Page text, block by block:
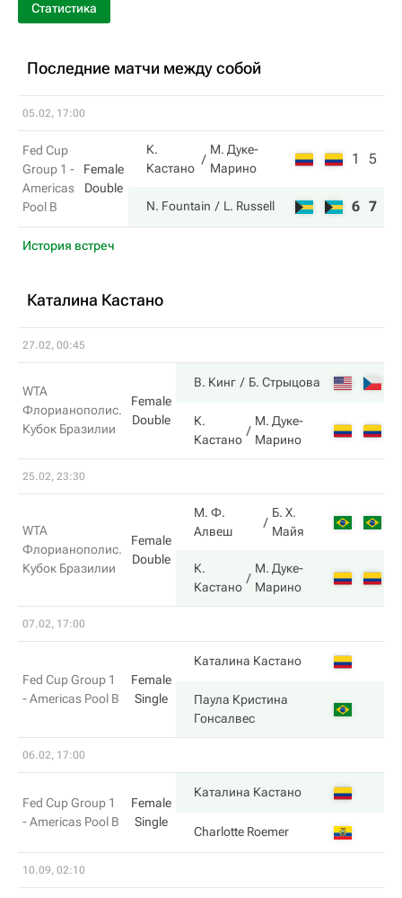
Статистика
Последние матчи между собой
05.02, 17:00
Fed Cup
Group 1 -
Americas
Pool B
Female
Double
К.
Кастано
М. Дуке-
Марино
1 5
N. Fountain L. Russell 6 7
История встреч
Каталина Кастано
27.02, 00:45
WTA
Флорианополис.
Кубок Бразилии
Female
Double
В. Кинг Б. Стрыцова
К.
Кастано
М. Дуке-
Марино
25.02, 23:30
WTA
Флорианополис.
Кубок Бразилии
Female
Double
М. Ф.
Алвеш
Б. Х.
Майя
К.
Кастано
М. Дуке-
Марино
07.02, 17:00
Fed Cup Group 1
- Americas Pool B
Female
Single
Каталина Кастано
Паула Кристина
Гонсалвес
06.02, 17:00
Fed Cup Group 1
- Americas Pool B
Female
Single
Каталина Кастано
Charlotte Roemer
10.09, 02:10